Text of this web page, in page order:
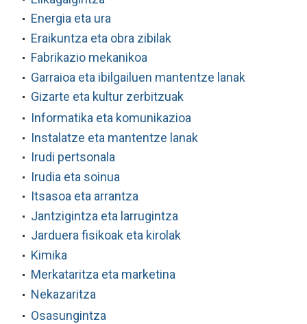
Energia eta ura
Eraikuntza eta obra zibilak
Fabrikazio mekanikoa
Garraioa eta ibilgailuen mantentze lanak
Gizarte eta kultur zerbitzuak
Informatika eta komunikazioa
Instalatze eta mantentze lanak
Irudi pertsonala
Irudia eta soinua
Itsasoa eta arrantza
Jantzigintza eta larrugintza
Jarduera fisikoak eta kirolak
Kimika
Merkataritza eta marketina
Nekazaritza
Osasungintza